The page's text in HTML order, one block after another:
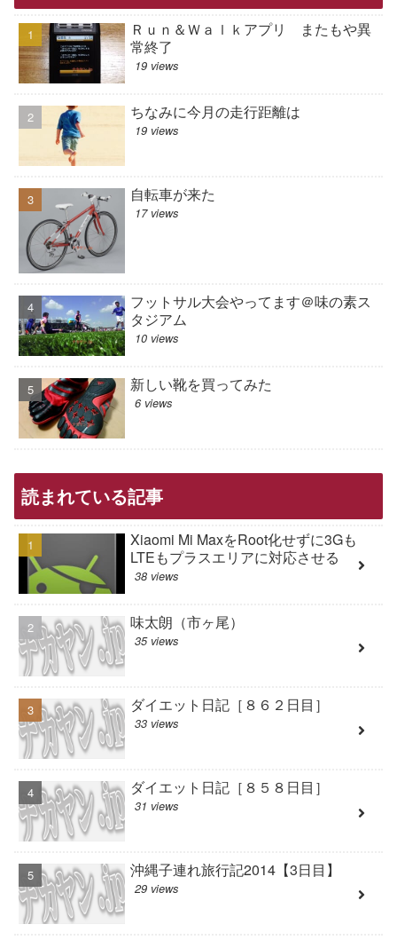
Ｒｕｎ＆Ｗａｌｋアプリ またもや異
常終了
19 views
ちなみに今月の走行距離は
19 views
自転車が来た
17 views
フットサル大会やってます＠味の素ス
タジアム
10 views
新しい靴を買ってみた
6 views
読まれている記事
Xiaomi Mi MaxをRoot化せずに3Gも
LTEもプラスエリアに対応させる
38 views
味太朗（市ヶ尾）
35 views
ダイエット日記［８６２日目］
33 views
ダイエット日記［８５８日目］
31 views
沖縄子連れ旅行記2014【3日目】
29 views